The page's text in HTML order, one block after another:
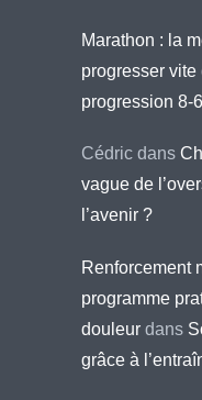
Marathon : la
progresser vite
progression 8-
Cédric dans
vague de
l’avenir ?
Renforcement
programme
douleur dans
grâce à